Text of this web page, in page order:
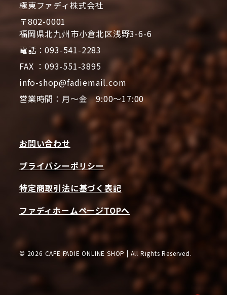
極東ファディ株式会社
〒802-0001
福岡県北九州市小倉北区浅野3-6-6
電話：093-541-2283
FAX ：093-551-3895
info-shop@fadiemail.com
営業時間：月～金 9:00～17:00
お問い合わせ
プライバシーポリシー
特定商取引法に基づく表記
ファディホームページTOPへ
© 2026 CAFE FADIE ONLINE SHOP | All Rights Reserved.